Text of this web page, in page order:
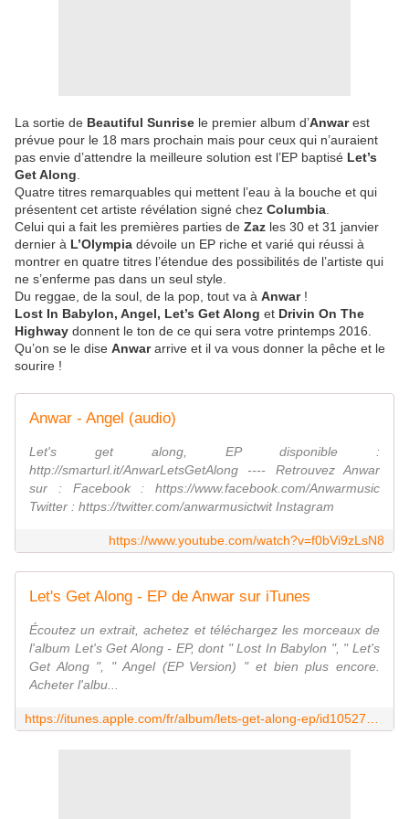
La sortie de Beautiful Sunrise le premier album d’Anwarest
prévue pour le 18 mars prochain mais pour ceux qui n’auraient
pas envie d’attendre la meilleure solution est l’EP baptisé Let’s
Get Along
Quatre titres remarquables qui mettent l’eau à la bouche et qui
présentent cet artiste révélation signé chez Columbia
Celui qui a fait les premières parties de Zaz les 30 et 31 janvier
dernier à L’Olympia dévoile un EP riche et varié qui réussi à
montrer en quatre titres l’étendue des possibilités de l’artiste qui
ne s’enferme pas dans un seul style.
Du reggae, de la soul, de la pop, tout va à Anwar !
Lost In Babylon, Angel, Let’s Get Along et Drivin On The
Highway donnent le ton de ce qui sera votre printemps 2016.
Qu’on se le dise Anwararrive et il va vous donner la pêche et le
sourire !
Anwar - Angel (audio)
Let's get along, EP disponible :
http://smarturl.it/AnwarLetsGetAlong ---- Retrouvez Anwar
sur : Facebook : https://www.facebook.com/Anwarmusic
Twitter : https://twitter.com/anwarmusictwit Instagram
https://www.youtube.com/watch?v=f0bVi9zLsN8
Let's Get Along - EP de Anwar sur iTunes
Écoutez un extrait, achetez et téléchargez les morceaux de
l'album Let's Get Along - EP, dont " Lost In Babylon ", " Let's
Get Along ", " Angel (EP Version) " et bien plus encore.
Acheter l'albu...